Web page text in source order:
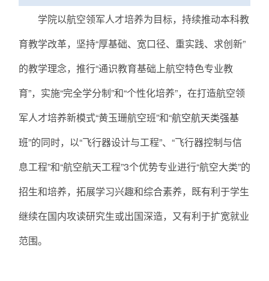
学院以航空领军人才培养为目标，持续推动本科教
育教学改革，坚持“厚基础、宽口径、重实践、求创新”
的教学理念，推行“通识教育基础上航空特色专业教
育”，实施“完全学分制”和“个性化培养”，在打造航空领
军人才培养新模式“黄玉珊航空班”和“航空航天类强基
班”的同时，以“飞行器设计与工程”、“飞行器控制与信
息工程”和“航空航天工程”3个优势专业进行“航空大类”的
招生和培养，拓展学习兴趣和综合素养，既有利于学生
继续在国内攻读研究生或出国深造，又有利于扩宽就业
范围。